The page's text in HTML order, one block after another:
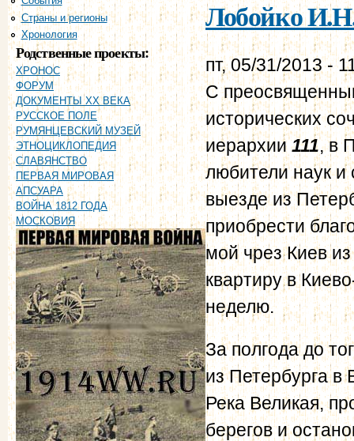
Страны и регионы
Хронология
Родственные проекты:
ХРОНОС
ФОРУМ
ДОКУМЕНТЫ XX ВЕКА
РУССКОЕ ПОЛЕ
РУМЯНЦЕВСКИЙ МУЗЕЙ
ЭТНОЦИКЛОПЕДИЯ
СЛАВЯНСТВО
ПЕРВАЯ МИРОВАЯ
АПСУАРА
ВОЙНА 1812 ГОДА
МОСКОВИЯ
Лобойко
пт, 05/31/2013 -
С
исторических
иерархии111, в
любители наук и
выезде из
приобрести
мой чрез Киев
квартиру в
неделю.
За полгода до
из Петербурга в
Река Великая,
берегов и